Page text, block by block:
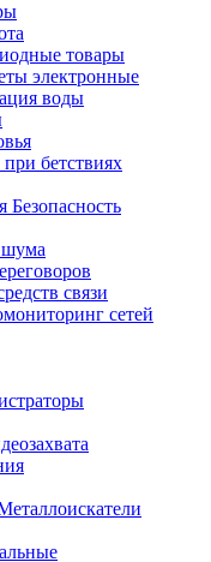
товары
электронные
воды
бетствиях
Безопасность
шума
связи
сетей